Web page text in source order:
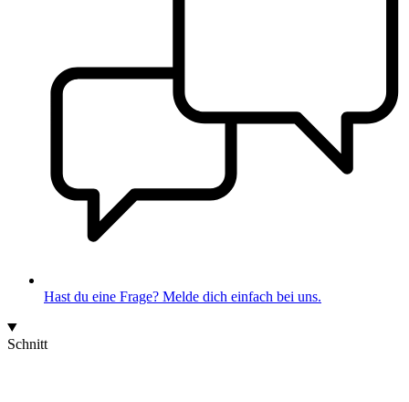
Hast du eine Frage? Melde dich einfach bei uns.
Schnitt